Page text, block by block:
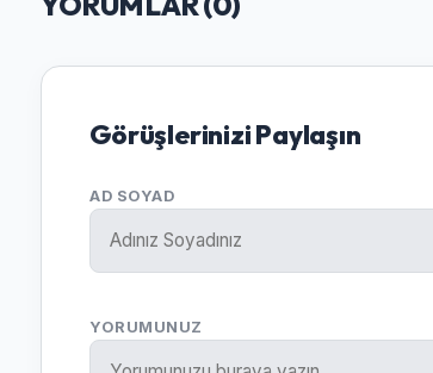
Görüşlerinizi Paylaşın
AD SOYAD
YORUMUNUZ